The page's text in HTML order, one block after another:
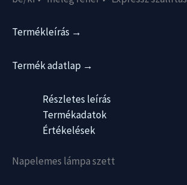
Termékleírás →
Termék adatlap →
Részletes leírás
Termékadatok
Értékelések
Napelemes lámpa szett